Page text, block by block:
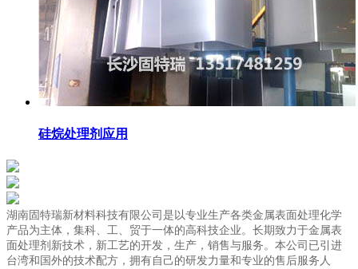
硅烷处理剂应用
湖南固特瑞新材料科技有限公司是以专业生产各类金属表面处理化学
产品为主体，集科、工、贸于一体的高科技企业。长期致力于金属表
面处理剂新技术，新工艺的开发，生产，销售与服务。本公司已引进
台湾和国外的技术配方，拥有自己的研发力量和专业的售后服务人